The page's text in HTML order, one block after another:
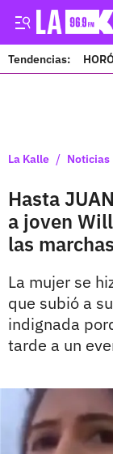
Tendencias:
La Kalle / Noticias
Hasta
a joven
las marchas
La mujer se
que subió a
indignada
tarde a un